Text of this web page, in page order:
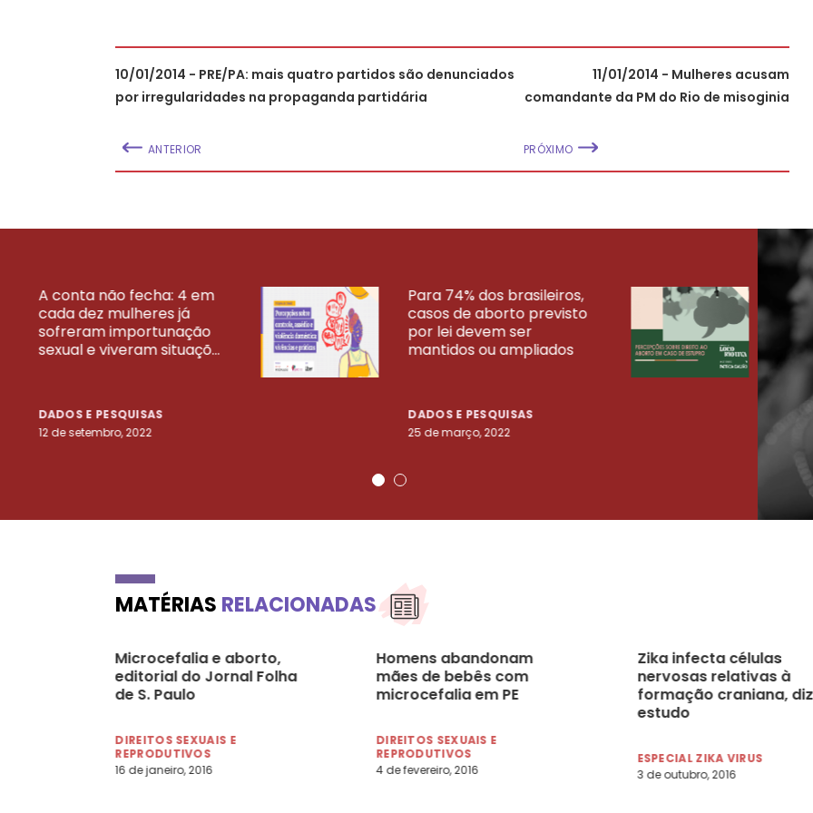
10/01/2014 - PRE/PA: mais quatro partidos são denunciados
por irregularidades na propaganda partidária
ANTERIOR
11/01/2014 - Mulheres acusam
comandante da PM do Rio de misoginia
PRÓXIMO
A conta não fecha: 4 em
cada dez mulheres já
sofreram importunação
sexual e viveram situaçõ...
DADOS E PESQUISAS
12 de setembro, 2022
Para 74% dos brasileiros,
casos de aborto previsto
por lei devem ser
mantidos ou ampliados
DADOS E PESQUISAS
25 de março, 2022
23
VEJA MAIS PESQUISAS
MATÉRIAS RELACIONADAS
Microcefalia e aborto,
editorial do Jornal Folha
de S. Paulo
DIREITOS SEXUAIS E
REPRODUTIVOS
16 de janeiro, 2016
Homens abandonam
mães de bebês com
microcefalia em PE
DIREITOS SEXUAIS E
REPRODUTIVOS
4 de fevereiro, 2016
Zika infecta células
nervosas relativas à
formação craniana, diz
estudo
ESPECIAL ZIKA VIRUS
3 de outubro, 2016